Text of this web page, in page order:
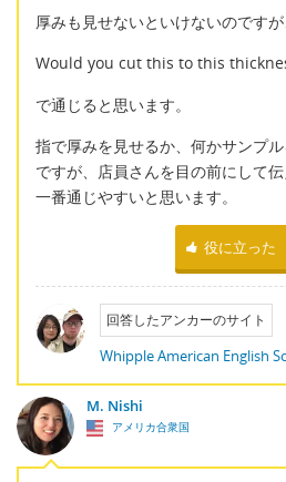
厚みも見せないといけないのですが
Would you cut this to this
で通じると思います。
指で厚みを見せるか、何かサンプ
ですが、店員さんを目の前にして
一番通じやすいと思います。
役に立った
回答したアンカーのサイト
Whipple American English
M. Nishi
アメリカ合衆国